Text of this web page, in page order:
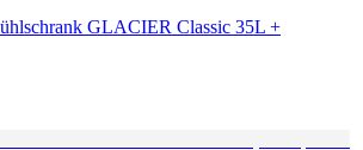
GLACIER Classic 35L +